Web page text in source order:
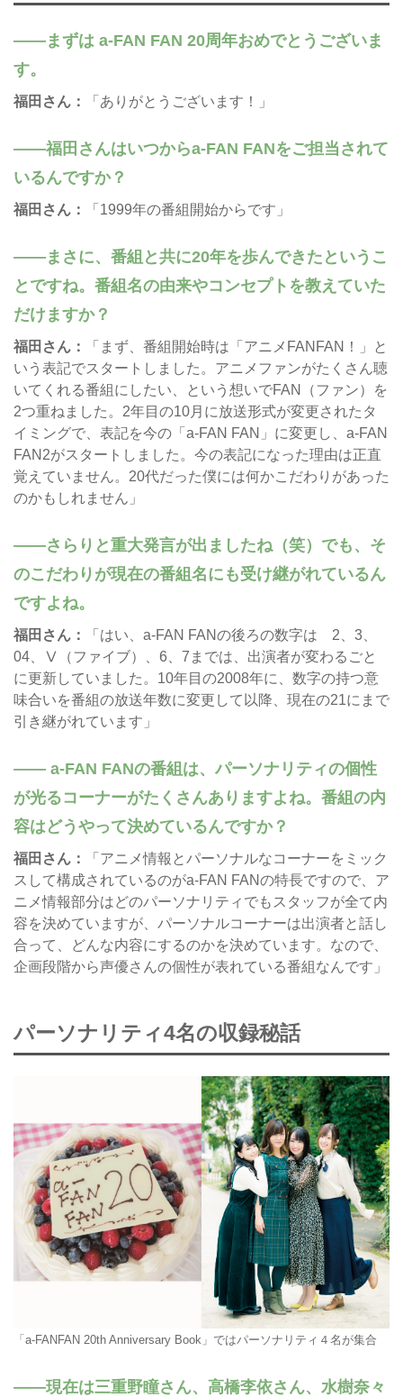
まずは a-FAN FAN 20周年おめでとうございま
す。
福田さん： 「ありがとうございます！」
福田さんはいつからa-FAN FANをご担当されて
いるんですか？
福田さん： 「1999年の番組開始からです」
まさに、番組と共に20年を歩んできたというこ
とですね。番組名の由来やコンセプトを教えていた
だけますか？
福田さん：
「まず、番組開始時は「アニメFANFAN！」と
いう表記でスタートしました。アニメファンがたくさん聴
いてくれる番組にしたい、という想いでFAN（ファン）を
2つ重ねました。2年目の10月に放送形式が変更されたタ
イミングで、表記を今の「a-FAN FAN」に変更し、a-FAN
FAN2がスタートしました。今の表記になった理由は正直
覚えていません。20代だった僕には何かこだわりがあった
のかもしれません」
さらりと重大発言が出ましたね（笑）でも、そ
のこだわりが現在の番組名にも受け継がれているん
ですよね。
福田さん：
「はい、a-FAN FANの後ろの数字は 2、3、
04、Ⅴ（ファイブ）、6、7までは、出演者が変わるごと
に更新していました。10年目の2008年に、数字の持つ意
味合いを番組の放送年数に変更して以降、現在の21にまで
引き継がれています」
a-FAN FANの番組は、パーソナリティの個性
が光るコーナーがたくさんありますよね。番組の内
容はどうやって決めているんですか？
福田さん：
「アニメ情報とパーソナルなコーナーをミック
スして構成されているのがa-FAN FANの特長ですので、ア
ニメ情報部分はどのパーソナリティでもスタッフが全て内
容を決めていますが、パーソナルコーナーは出演者と話し
合って、どんな内容にするのかを決めています。なので、
企画段階から声優さんの個性が表れている番組なんです」
パーソナリティ4名の収録秘話
「a-FANFAN 20th Anniversary Book」ではパーソナリティ４名が集合
現在は三重野瞳さん、高橋李依さん、水樹奈々